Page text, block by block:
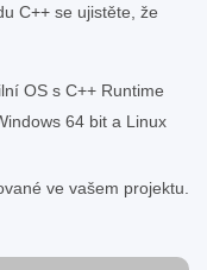
C++ se ujistěte, že
OS s C++ Runtime
64 bit a Linux
ve vašem projektu.